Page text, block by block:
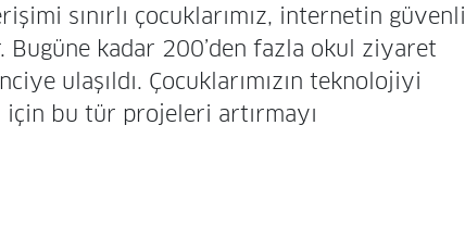
sınırlı çocuklarımız, internetin güvenli
Bugüne kadar 200’den fazla okul ziyaret
ulaşıldı. Çocuklarımızın teknolojiyi
bu tür projeleri artırmayı